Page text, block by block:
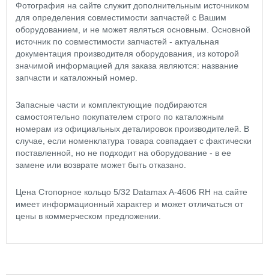
Фотография на сайте служит дополнительным источником
для определения совместимости запчастей с Вашим
оборудованием, и не может являться основным. Основной
источник по совместимости запчастей - актуальная
документация производителя оборудования, из которой
значимой информацией для заказа являются: название
запчасти и каталожный номер.
Запасные части и комплектующие подбираются
самостоятельно покупателем строго по каталожным
номерам из официальных деталировок производителей. В
случае, если номенклатура товара совпадает с фактически
поставленной, но не подходит на оборудование - в ее
замене или возврате может быть отказано.
Цена Стопорное кольцо 5/32 Datamax A-4606 RH на сайте
имеет информационный характер и может отличаться от
цены в коммерческом предложении.